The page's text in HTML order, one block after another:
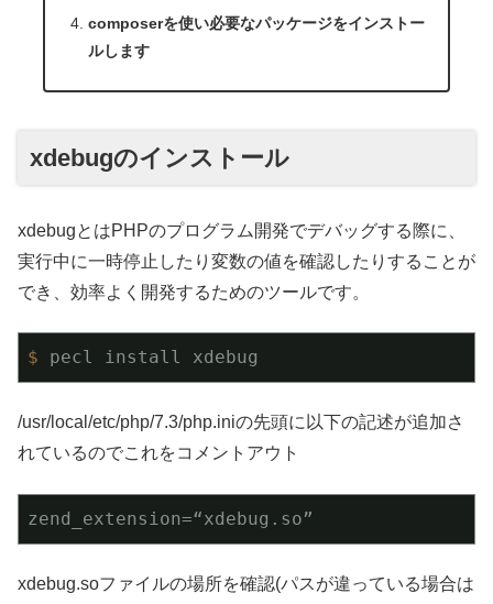
composerを使い必要なパッケージをインストー
ルします
xdebugのインストール
xdebugとはPHPのプログラム開発でデバッグする際に、
実行中に一時停止したり変数の値を確認したりすることが
でき、効率よく開発するためのツールです。
$ pecl install xdebug​
/usr/local/etc/php/7.3/php.iniの先頭に以下の記述が追加さ
れているのでこれをコメントアウト
zend_extension=“xdebug.so”
xdebug.soファイルの場所を確認(パスが違っている場合は